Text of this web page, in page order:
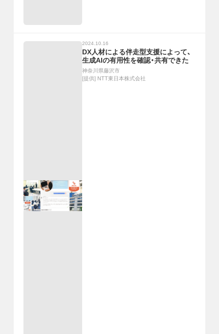
2024.10.16
DX人材による伴走型支援によって、
生成AIの有用性を確認・共有できた
神奈川県藤沢市
[提供] NTT東日本株式会社